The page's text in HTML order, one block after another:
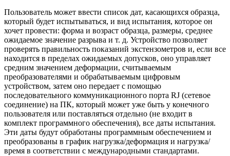
Пользователь может ввести список дат, касающихся образца,
который будет испытываться, и вид испытания, которое он
хочет провести: форма и возраст образца, размеры, среднее
ожидаемое значение разрыва и т. д. Устройство позволяет
проверять правильность показаний экстензометров и, если все
находится в пределах ожидаемых допусков, оно управляет
средним значением деформации, считываемым
преобразователями и обрабатываемым цифровым
устройством, затем оно передает с помощью
последовательного коммуникационного порта RJ (сетевое
соединение) на ПК, который может уже быть у конечного
пользователя или поставляться отдельно (не входит в
комплект программного обеспечения), все даты испытания.
Эти даты будут обработаны программным обеспечением и
преобразованы в график нагрузка/деформация и нагрузка/
время в соответствии с международными стандартами.